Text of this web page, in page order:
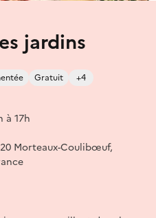
jardins
Gratuit +4
à 17h
Morteaux-Coulibœuf,